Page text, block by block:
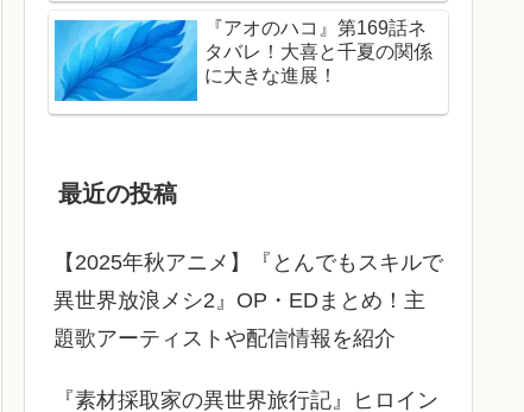
『アオのハコ』第169話ネ
タバレ！大喜と千夏の関係
に大きな進展！
最近の投稿
【2025年秋アニメ】『とんでもスキルで
異世界放浪メシ2』OP・EDまとめ！主
題歌アーティストや配信情報を紹介
『素材採取家の異世界旅行記』ヒロイン